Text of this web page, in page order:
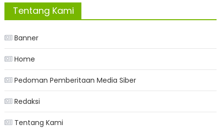
Tentang Kami
Banner
Home
Pedoman Pemberitaan Media Siber
Redaksi
Tentang Kami